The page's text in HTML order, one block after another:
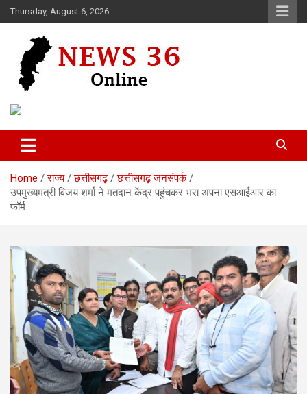
Skip
to
Thursday, August 6, 2026
News 36
Home राज्य छत्तीसगढ़
छत्तीसगढ़ जनसंपर्क
उपमुख्यमंत्री विजय शर्मा ने मतदान केंद्र पहुंचकर भरा अपना एसआईआर का
फॉर्म…